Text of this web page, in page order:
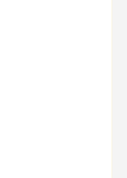
، فإلم
الصاع..فمن شق عليه إخراج